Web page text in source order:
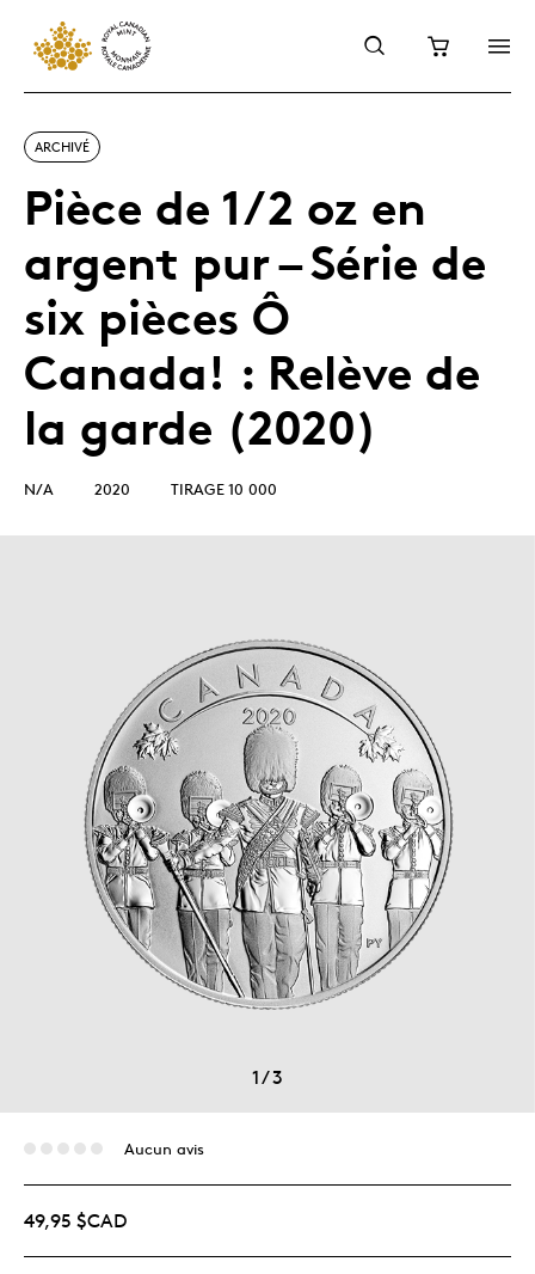
ARCHIVÉ
Pièce de 1/2 oz en
argent pur – Série de
six pièces Ô
Canada! : Relève de
la garde (2020)
N/A 2020 TIRAGE 10 000
1/3
Aucun avis
49,95 $CAD